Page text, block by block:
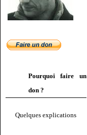
Pourquoi faire un
don ?
Quelques explications